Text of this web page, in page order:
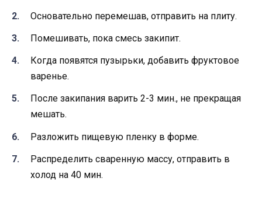
Основательно перемешав, отправить на плиту.
Помешивать, пока смесь закипит.
Когда появятся пузырьки, добавить фруктовое
варенье.
После закипания варить 2-3 мин., не прекращая
мешать.
Разложить пищевую пленку в форме.
Распределить сваренную массу, отправить в
холод на 40 мин.